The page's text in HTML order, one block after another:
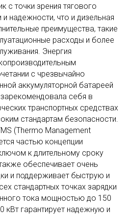
с точки зрения тягового
надежности, что и дизельная
преимущества, такие
расходы и более
Энергия
с чрезвычайно
аккумуляторной батареей
себя в
транспортных средствах
стандартам безопасности.
(Thermo Management
частью концепции
к длительному сроку
обеспечивает очень
и поддерживает быструю и
стандартных точках зарядки
тока мощностью до 150
кВт гарантирует надежную и